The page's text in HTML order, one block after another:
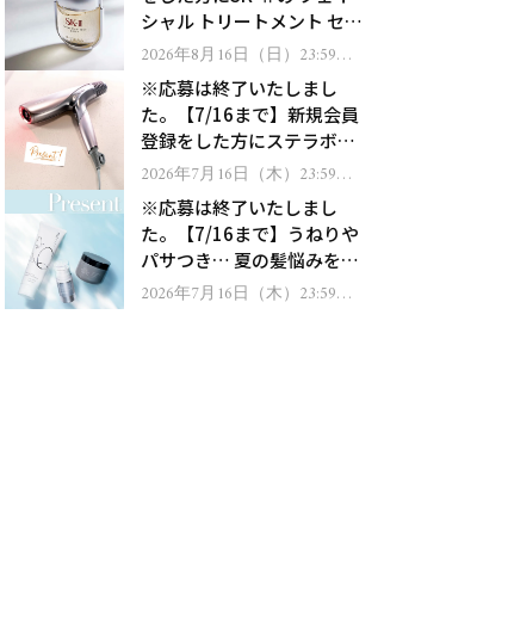
シャル トリートメント セラ
ムをプレゼント！
2026年8月16日（日）23:59ま
※応募は終了いたしまし
た。【7/16まで】新規会員
登録をした方にステラボー
テのシャインリバース ヘア
ゼント！
2026年7月16日（木）23:59ま
※応募は終了いたしまし
た。【7/16まで】うねりや
パサつき… 夏の髪悩みを解
消するヘアケアアイテムを
2026年7月16日（木）23:59ま